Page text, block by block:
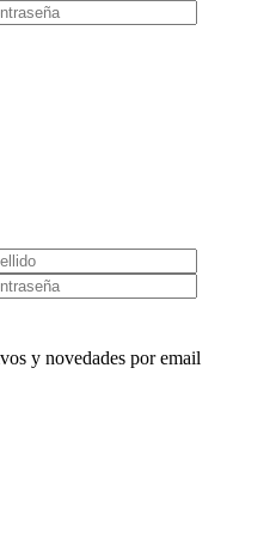
y novedades por email